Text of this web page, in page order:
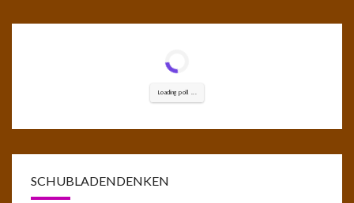
Loading poll ...
SCHUBLADENDENKEN